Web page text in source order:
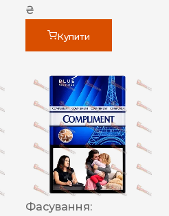
₴
Купити
Фасування: